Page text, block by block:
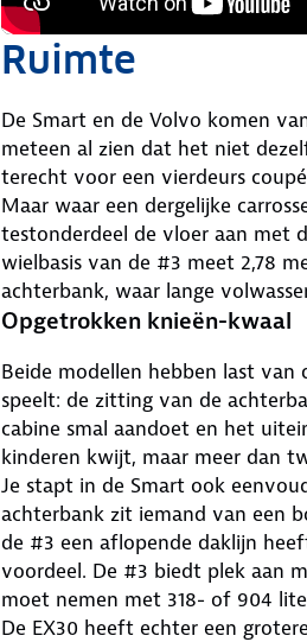
Ruimte
De Smart en de Volvo komen
meteen al zien dat het niet
terecht voor een vierdeurs
Maar waar een dergelijke
testonderdeel de vloer aan met
wielbasis van de #3 meet 2,78
achterbank, waar lange
Opgetrokken knieën-kwaal
Beide modellen hebben last van
speelt: de zitting van de
cabine smal aandoet en het
kinderen kwijt, maar meer dan
Je stapt in de Smart ook
achterbank zit iemand van een
de #3 een aflopende daklijn
voordeel. De #3 biedt plek aan
moet nemen met 318- of 904
De EX30 heeft echter een